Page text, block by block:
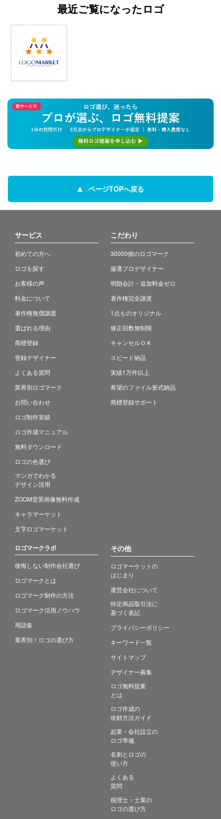
最近ご覧になったロゴ
ページTOPへ戻る
サービス
初めての方へ
ロゴを探す
お客様の声
料金について
著作権無償譲渡
選ばれる理由
商標登録
登録デザイナー
よくある質問
業界別ロゴマーク
お問い合わせ
ロゴ制作実績
ロゴ作成マニュアル
無料ダウンロード
ロゴの色選び
マンガでわかる
デザイン活用
ZOOM背景画像無料作成
キャラマーケット
文字ロゴマーケット
こだわり
30000個のロゴマーク
厳選プロデザイナー
明朗会計・追加料金ゼロ
著作権完全譲渡
1点ものオリジナル
修正回数無制限
キャンセルＯＫ
スピード納品
実績1万件以上
希望のファイル形式納品
商標登録サポート
ロゴマークラボ
後悔しない制作会社選び
ロゴマークとは
ロゴマーク制作の方法
ロゴマーク活用ノウハウ
用語集
業界別！ロゴの選び方
その他
ロゴマーケットの
はじまり
運営会社について
特定商品取引法に
基づく表記
プライバシーポリシー
キーワード一覧
サイトマップ
デザイナー募集
ロゴ無料提案
とは
ロゴ作成の
依頼方法ガイド
起業・会社設立の
ロゴ準備
名刺とロゴの
使い方
よくある
質問
税理士・士業の
ロゴの選び方